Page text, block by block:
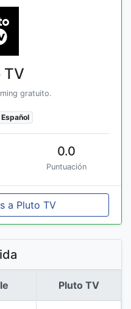
TV
gratuito.
0.0
Puntuación
a Pluto TV
Pluto TV